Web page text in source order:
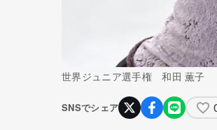
世界ジュニア選手権 和田 薫子
SNSでシェア